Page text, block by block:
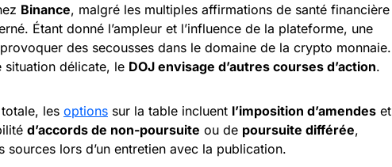
Binance, malgré les multiples affirmations de santé financière
Étant donné l’ampleur et l’influence de la plateforme, une
des secousses dans le domaine de la crypto monnaie.
situation délicate, le DOJ envisage d’autres courses d’action.
les options sur la table incluent l’imposition d’amendes et
d’accords de non-poursuite ou de poursuite différée,
sources lors d’un entretien avec la publication.